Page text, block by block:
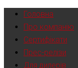
Головна
Про компанію
Сертифікати
Прес-релізи
Для дилерів